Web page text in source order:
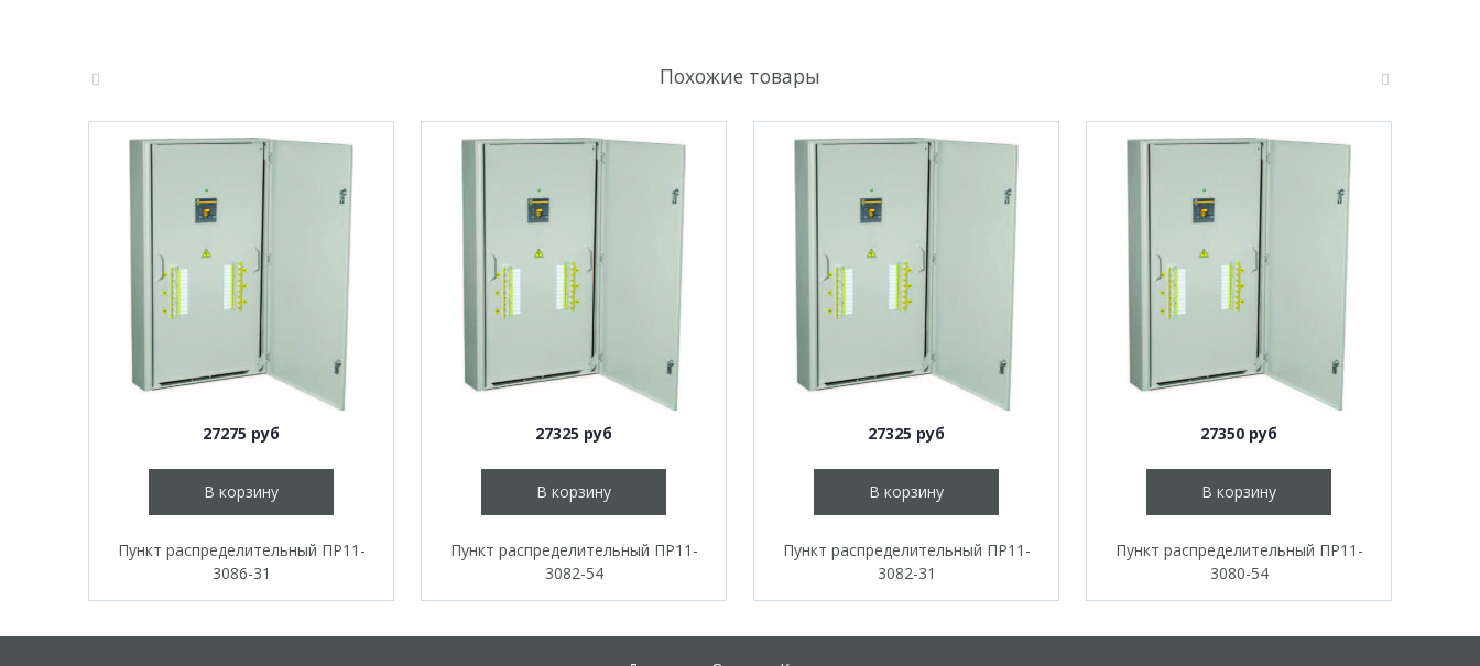
Похожие товары
27275 руб
В корзину
Пункт распределительный ПР11-
3086-31
27325 руб
В корзину
Пункт распределительный ПР11-
3082-54
27325 руб
В корзину
Пункт распределительный ПР11-
3082-31
27350 руб
В корзину
Пункт распределительный ПР11-
3080-54